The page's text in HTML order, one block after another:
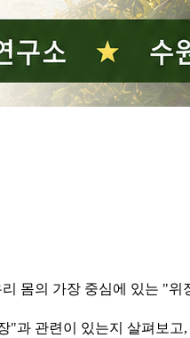
몸의 가장 중심에 있는 "위
"과 관련이 있는지 살펴보고,